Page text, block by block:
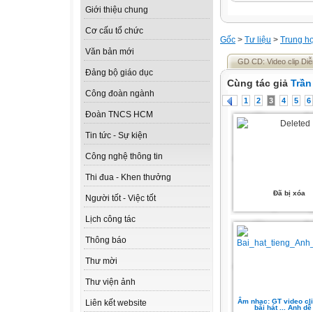
Giới thiệu chung
Cơ cấu tổ chức
Văn bản mới
Đảng bộ giáo dục
Công đoàn ngành
Đoàn TNCS HCM
Tin tức - Sự kiện
Công nghệ thông tin
Thi đua - Khen thưởng
Người tốt - Việc tốt
Lịch công tác
Thông báo
Thư mời
Thư viện ảnh
Liên kết website
Gốc > Tư liệu > Trung
GD CD: Video clip
Cùng tác giả
1 2 3 4 5 6
Đã bị xóa
Âm nhạc: GT video
bài hát ... Anh dễ